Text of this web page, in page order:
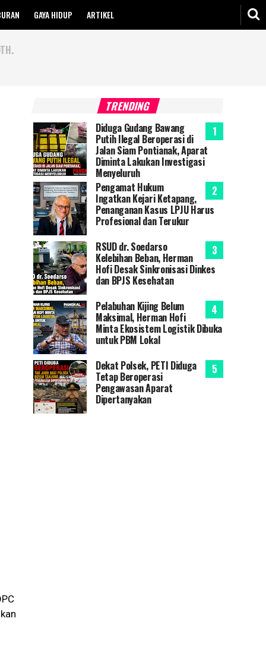
GAYA HIDUP ARTIKEL
TRENDING
Diduga Gudang Bawang
Putih Ilegal Beroperasi di
Jalan Siam Pontianak, Aparat
Diminta Lakukan Investigasi
Menyeluruh
Pengamat Hukum
Ingatkan Kejari Ketapang,
Penanganan Kasus LPJU Harus
Profesional dan Terukur
RSUD dr. Soedarso
Kelebihan Beban, Herman
Hofi Desak Sinkronisasi Dinkes
dan BPJS Kesehatan
Pelabuhan Kijing Belum
Maksimal, Herman Hofi
Minta Ekosistem Logistik Dibuka
untuk PBM Lokal
Dekat Polsek, PETI Diduga
Tetap Beroperasi
Pengawasan Aparat
Dipertanyakan